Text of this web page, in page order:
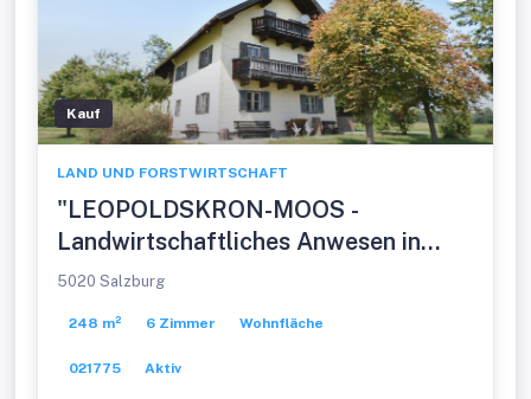
Kauf
LAND UND FORSTWIRTSCHAFT
"LEOPOLDSKRON-MOOS -
Landwirtschaftliches Anwesen in
Alleinlage mit unverbaubarem
5020 Salzburg
248 m² 6 Zimmer Wohnfläche
021775 Aktiv